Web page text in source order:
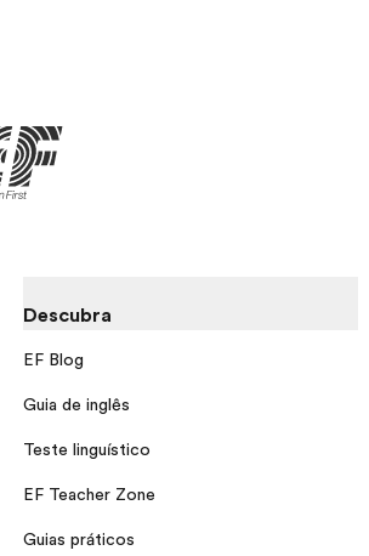
Descubra
EF Blog
Guia de inglês
Teste linguístico
EF Teacher Zone
Guias práticos